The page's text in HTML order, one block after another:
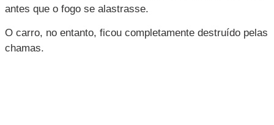
antes que o fogo se alastrasse.
O carro, no entanto, ficou completamente destruído pelas
chamas.